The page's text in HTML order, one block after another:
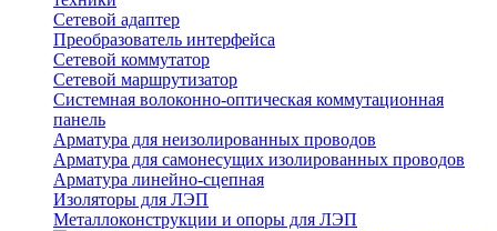
Сетевой адаптер
Преобразователь интерфейса
Сетевой коммутатор
Сетевой маршрутизатор
Системная волоконно-оптическая коммутационная
панель
Арматура для неизолированных проводов
Арматура для самонесущих изолированных проводов
Арматура линейно-сцепная
Изоляторы для ЛЭП
Металлоконструкции и опоры для ЛЭП